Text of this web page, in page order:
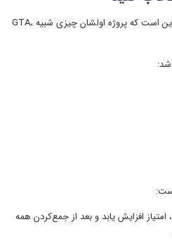
یکی از بزرگ‌ترین اشتباهات مبتدیان این است که پروژه اولشان چیزی شبیه GTA،
افزایش یابد و بعد از جمع‌کردن همه